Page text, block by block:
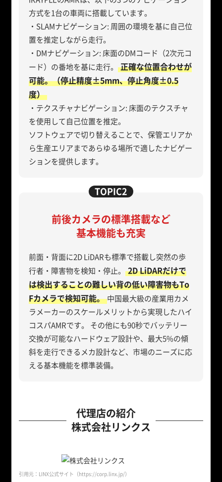
方式を1台の車両に搭載しています。
・SLAMナビゲーション: 周囲の環境を基に自己位
置を推定しながら走行。
・DMナビゲーション: 床面のDMコード（2次元コ
ード）の番地を基に走行。 正確な位置合わせが
可能。（停止精度±5mm、停止角度±0.5
度）
・テクスチャナビゲーション: 床面のテクスチャ
を使用して自己位置を推定。
ソフトウェアで切り替えることで、保管エリアか
ら生産エリアまであらゆる場所で適したナビゲー
ションを提供します。
前後カメラの標準搭載など
基本機能も充実
前面・背面に2D LiDARも標準で搭載し突然の歩
行者・障害物を検知・停止。 2D LiDARだけで
は検出することの難しい背の低い障害物もTo
Fカメラで検知可能。 中国最大級の産業用カメ
ラメーカーのスケールメリットから実現したハイ
コスパAMRです。 その他にも90秒でバッテリー
交換が可能なハードウェア設計や、最大5%の傾
斜を走行できるメカ設計など、市場のニーズに応
える基本機能を標準装備。
代理店の紹介
株式会社リンクス
引用元：LINX公式サイト （https://corp.linx.jp/）